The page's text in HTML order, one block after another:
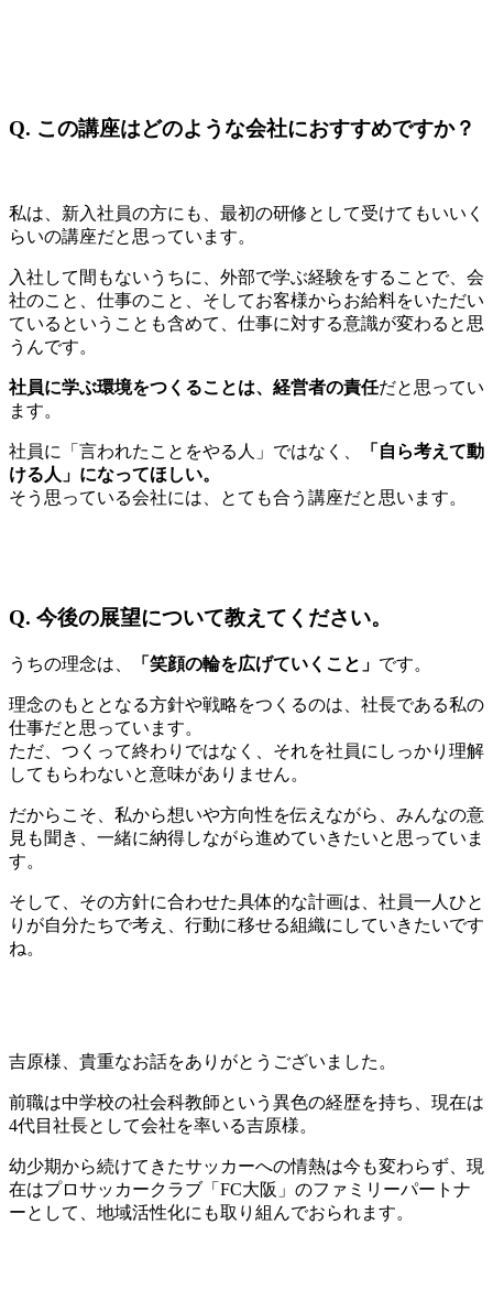
Q. この講座はどのような会社におすすめですか？
私は、新入社員の方にも、最初の研修として受けてもいいく
らいの講座だと思っています。
入社して間もないうちに、外部で学ぶ経験をすることで、会
社のこと、仕事のこと、そしてお客様からお給料をいただい
ているということも含めて、仕事に対する意識が変わると思
うんです。
社員に学ぶ環境をつくることは、経営者の責任だと思ってい
ます。
社員に「言われたことをやる人」ではなく、
「自ら考えて動
ける人」になってほしい。
そう思っている会社には、とても合う講座だと思います。
Q. 今後の展望について教えてください。
うちの理念は、 「笑顔の輪を広げていくこと」 です。
理念のもととなる方針や戦略をつくるのは、社長である私の
仕事だと思っています。
ただ、つくって終わりではなく、それを社員にしっかり理解
してもらわないと意味がありません。
だからこそ、私から想いや方向性を伝えながら、みんなの意
見も聞き、一緒に納得しながら進めていきたいと思っていま
す。
そして、その方針に合わせた具体的な計画は、社員一人ひと
りが自分たちで考え、行動に移せる組織にしていきたいです
ね。
吉原様、貴重なお話をありがとうございました。
前職は中学校の社会科教師という異色の経歴を持ち、現在は
4代目社長として会社を率いる吉原様。
幼少期から続けてきたサッカーへの情熱は今も変わらず、現
在はプロサッカークラブ「FC大阪」のファミリーパートナ
ーとして、地域活性化にも取り組んでおられます。